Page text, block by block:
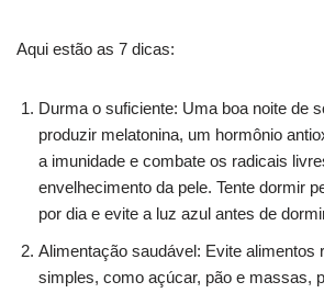
Aqui estão as 7 dicas:
Durma o suficiente: Uma boa noite de
produzir melatonina, um hormônio
a imunidade e combate os radicais
envelhecimento da pele. Tente dormir
por dia e evite a luz azul antes de
Alimentação saudável: Evite alimentos
simples, como açúcar, pão e massas,